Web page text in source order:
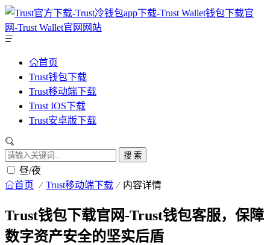
首页
Trust钱包下载
Trust移动端下载
Trust IOS下载
Trust安卓版下载
搜 索
昼/夜
首页 Trust移动端下载 内容详情
Trust钱包下载官网-Trust钱包客服，保障
数字资产安全的坚实后盾